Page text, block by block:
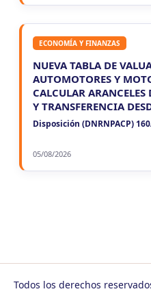
ECONOMÍA Y FINANZAS
NUEVA TABLA DE
AUTOMOTORES Y
CALCULAR
Y TRANSFERENCIA
Disposición (DNRNPACP)
05/08/2026
Todos los derechos